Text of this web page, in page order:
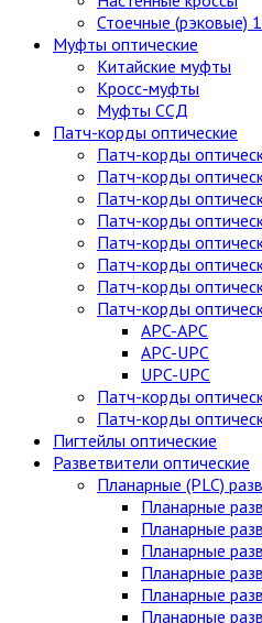
Стоечные (рэковые)
Муфты оптические
Китайские муфты
Кросс-муфты
Муфты ССД
Патч-корды оптические
Патч-корды
Патч-корды
Патч-корды
Патч-корды
Патч-корды
Патч-корды
Патч-корды
Патч-корды
APC-APC
APC-UPC
UPC-UPC
Патч-корды
Патч-корды
Пигтейлы оптические
Разветвители оптические
Планарные (PLC)
Планарные
Планарные
Планарные
Планарные
Планарные
Планарные